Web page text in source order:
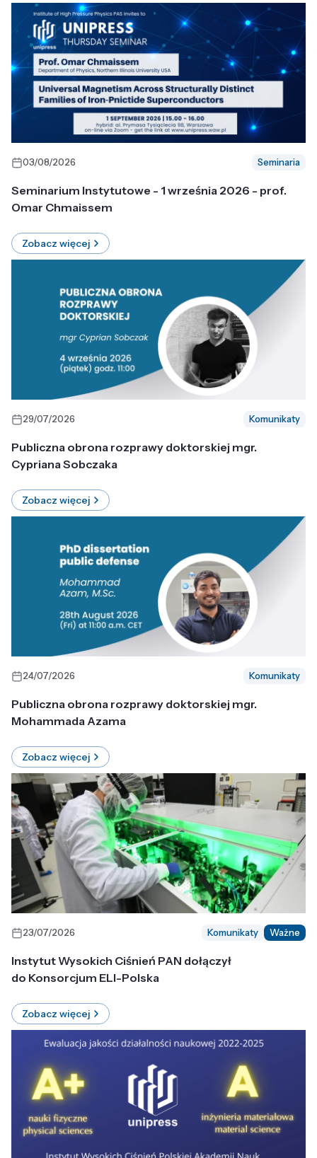
03/08/2026 Seminaria
Seminarium Instytutowe - 1 września 2026 - prof.
Omar Chmaissem
Zobacz więcej
29/07/2026 Komunikaty
Publiczna obrona rozprawy doktorskiej mgr.
Cypriana Sobczaka
Zobacz więcej
24/07/2026 Komunikaty
Publiczna obrona rozprawy doktorskiej mgr.
Mohammada Azama
Zobacz więcej
23/07/2026 Komunikaty Ważne
Instytut Wysokich Ciśnień PAN dołączył
do Konsorcjum ELI-Polska
Zobacz więcej